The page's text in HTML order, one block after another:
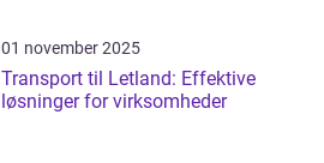
01 november 2025
Transport til Letland: Effektive
løsninger for virksomheder